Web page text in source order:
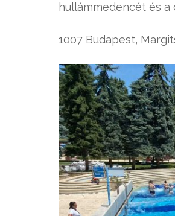
hullámmedencét és a
1007 Budapest,